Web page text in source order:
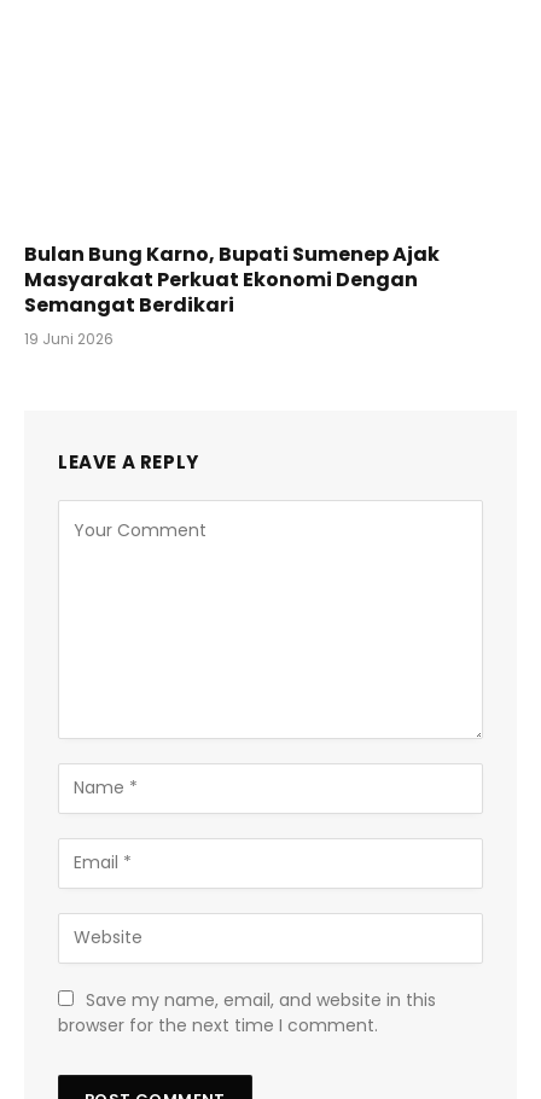
Bulan Bung Karno, Bupati Sumenep Ajak
Masyarakat Perkuat Ekonomi Dengan
Semangat Berdikari
19 Juni 2026
LEAVE A REPLY
Save my name, email, and website in this
browser for the next time I comment.